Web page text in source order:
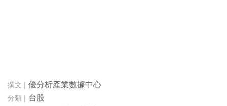
優分析產業數據中心
台股